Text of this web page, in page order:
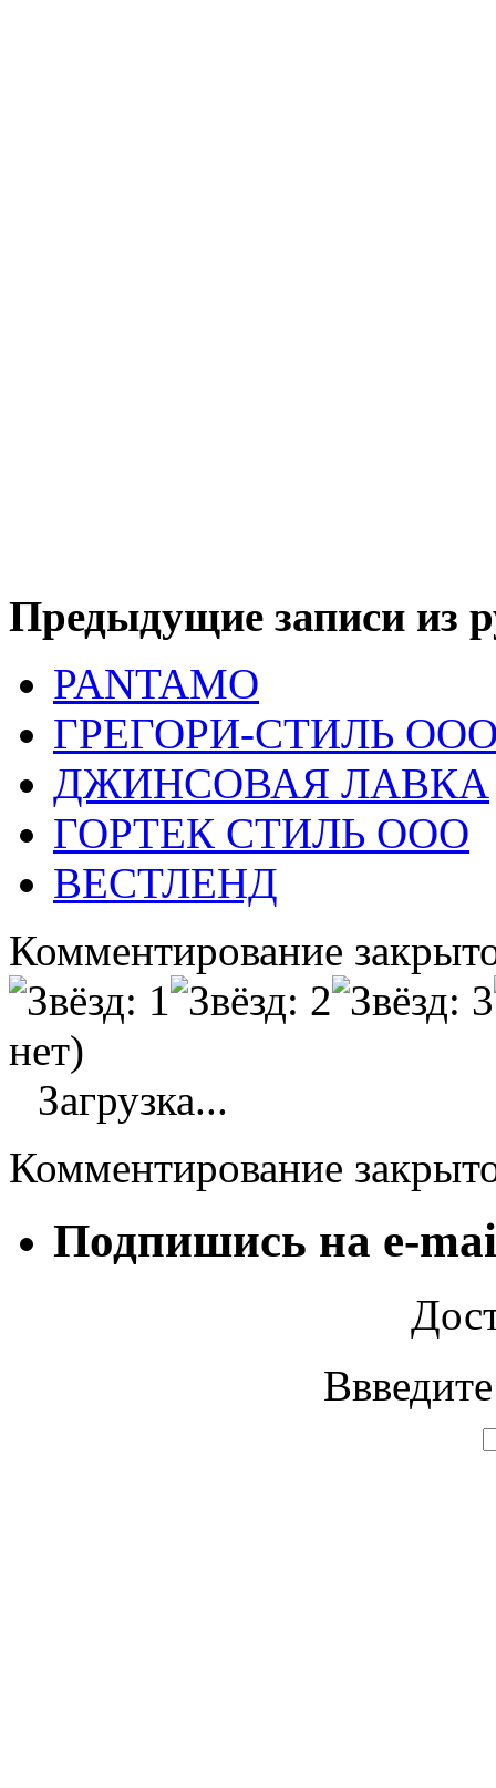
Предыдущие записи из
PANTAMO
ГРЕГОРИ-СТИЛЬ
ДЖИНСОВАЯ ЛАВКА
ГОРТЕК СТИЛЬ ООО
ВЕСТЛЕНД
Комментирование
нет)
Загрузка...
Комментирование
Подпишись на e-